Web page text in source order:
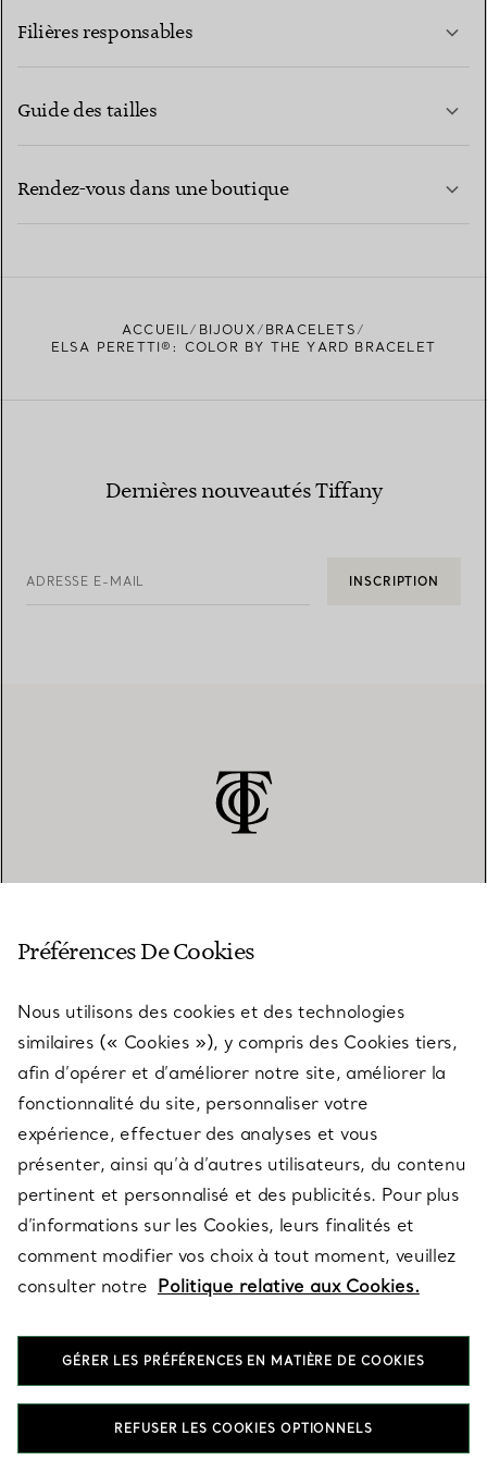
Filières responsables
Guide des tailles
Rendez-vous dans une boutique
TROUVEZ LA BOUTIQUE LA PLUS PROCHE
ACCUEIL BIJOUX
BRACELETS
ELSA PERETTI®: COLOR BY THE YARD BRACELET
Dernières nouveautés Tiffany
ADRESSE E-MAIL INSCRIPTION
SERVICES
À PROPOS
QUESTIONS LÉGALES
SUIVEZ-NOUS
T&Co. 2026
Préférences De Cookies
Nous utilisons des cookies et des technologies
similaires (« Cookies »), y compris des Cookies tiers,
afin d’opérer et d’améliorer notre site, améliorer la
fonctionnalité du site, personnaliser votre
expérience, effectuer des analyses et vous
présenter, ainsi qu’à d’autres utilisateurs, du contenu
pertinent et personnalisé et des publicités. Pour plus
d’informations sur les Cookies, leurs finalités et
comment modifier vos choix à tout moment, veuillez
consulter notre Politique relative aux Cookies.
GÉRER LES PRÉFÉRENCES EN MATIÈRE DE COOKIES
REFUSER LES COOKIES OPTIONNELS